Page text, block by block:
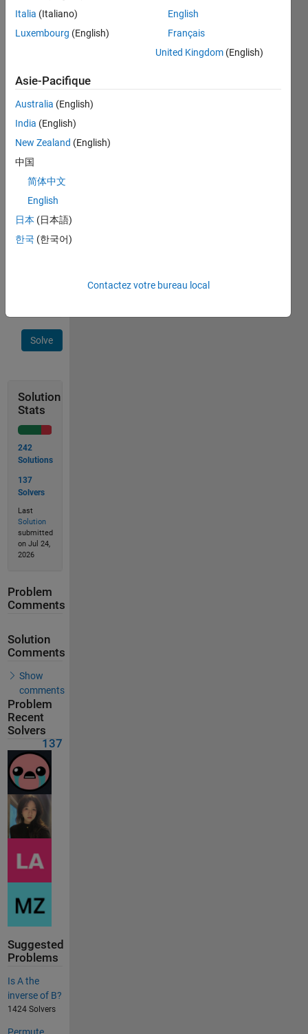
(a,b,c)
volume
between
ellipsoid
and the
sphere
round
the
result
zero
using
Solve
Solution
Stats
242
Solutions
137
Solvers
Last
Solution
submitted
on Jul 24,
2026
Problem
Comments
Solution
Comments
Show
comments
Problem
Recent
Solvers
137
Suggested
Problems
Is A the
inverse of B?
1424 Solvers
Italia (Italiano)
Luxembourg (English)
English
Français
United Kingdom (English)
Asie-Pacifique
Australia (English)
India (English)
New Zealand (English)
中国
简体中文
English
日本 (日本語)
한국 (한국어)
Contactez votre bureau local